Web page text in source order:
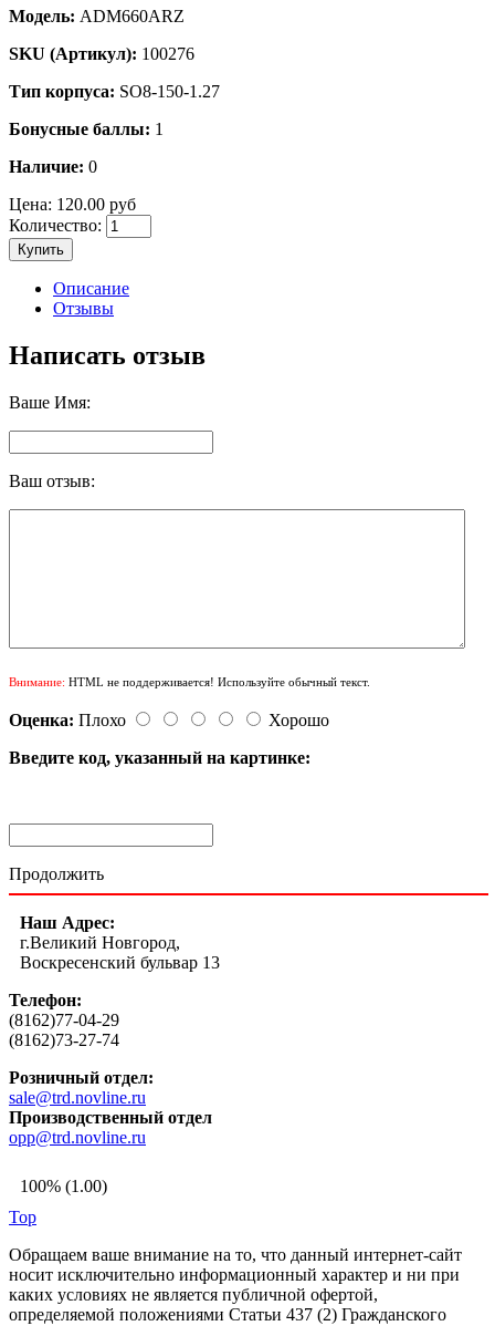
Модель: ADM660ARZ
SKU (Артикул): 100276
Тип корпуса: SO8-150-1.27
Бонусные баллы: 1
Наличие: 0
Цена: 120.00 руб
Количество:
Купить
Описание
Отзывы
Написать отзыв
Ваше Имя:
Ваш отзыв:
Внимание: HTML не поддерживается! Используйте обычный текст.
Оценка: Плохо
Хорошо
Введите код, указанный на картинке:
Продолжить
Наш Адрес:
г.Великий Новгород,
Воскресенский бульвар 13
Телефон:
(8162)77-04-29
(8162)73-27-74
Розничный отдел:
sale@trd.novline.ru
Производственный отдел
opp@trd.novline.ru
100% (1.00)
Top
Обращаем ваше внимание на то, что данный интернет-сайт
носит исключительно информационный характер и ни при
каких условиях не является публичной офертой,
определяемой положениями Статьи 437 (2) Гражданского